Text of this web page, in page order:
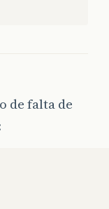
de falta de